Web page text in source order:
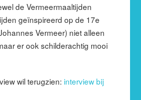
de Vermeermaaltijden
geïnspireerd op de 17e
Vermeer) niet alleen
er ook schilderachtig mooi
wil terugzien: interview bij